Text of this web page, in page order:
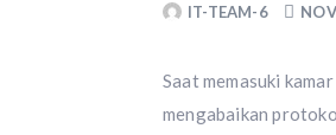
IT-TEAM-6
Saat memasuki
mengabaikan